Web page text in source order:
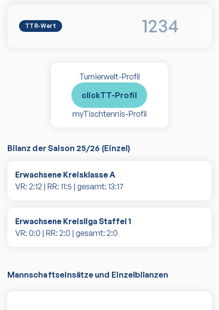
TTR-Wert 1234
Turnierwelt-Profil
clickTT-Profil
myTischtennis-Profil
Bilanz der Saison 25/26 (Einzel)
Erwachsene Kreisklasse A
VR: 2:12 | RR: 11:5 | gesamt: 13:17
Erwachsene Kreisliga Staffel 1
VR: 0:0 | RR: 2:0 | gesamt: 2:0
Mannschaftseinsätze und Einzelbilanzen